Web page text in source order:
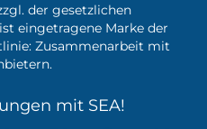
der gesetzlichen
eingetragene Marke der
Zusammenarbeit mit
mit SEA!